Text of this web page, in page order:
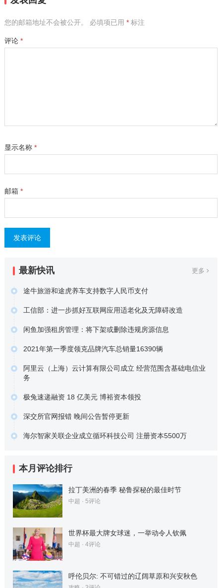
您的邮箱地址不会被公开。 必填项已用 *标注
评论 *
显示名称 *
邮箱 *
最新快讯 更多
途牛旅游和途虎养车支持数字人民币支付
行、…
原文链接
工信部：进一步抓好互联网应用适老化及无障碍改造
步抓好互…
原文链接
闲鱼加强租房管理：将下架或删除违规房源信息
布要求的…
原文链接
2021年第一季度领克品牌汽车总销量16390辆
…
阿里云（上海）云计算有限公司成立 经营范围含基础电信业
务
增值电信…
原文链接
极兔速递融资 18 亿美元 博裕资本领投
原文链接
深交所官网报错 晚间公告暂停更新
上市公司…
海尔智家关联企业成立循环科技公司 注册资本5500万
原文链接
本月评论排行
拉丁美洲的春季 秘鲁探秘的最佳时节
中超 · 5评论
世界杯最大牌女球迷，一举动令人钦佩
中超 · 4评论
呼伦贝尔: 不可错过的辽阔草原和兴安秋色